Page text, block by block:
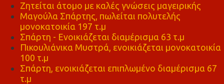
Ζητείται άτομο με καλές γνώσεις μαγειρικής
Μαγούλα Σπάρτης, πωλείται πολυτελής
μονοκατοικία 197 τ.μ
Σπάρτη - Ενοικιάζεται διαμέρισμα 63 τ.μ
Πικουλιάνικα Μυστρά, ενοικιάζεται μονοκατοικία
100 τ.μ
Σπάρτη, ενοικιάζεται επιπλωμένο διαμέρισμα 67
τ.μ